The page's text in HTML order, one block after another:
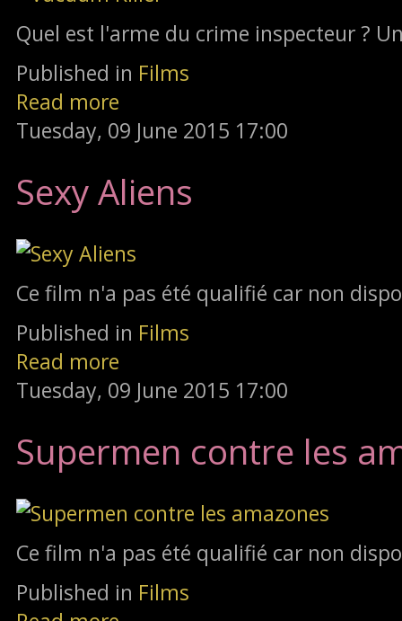
Quel est l'arme du crime inspecteur ?
Published in Films
Read more
Tuesday, 09 June 2015 17:00
Sexy Aliens
Ce film n'a pas été qualifié car non
Published in Films
Read more
Tuesday, 09 June 2015 17:00
Supermen contre les
Ce film n'a pas été qualifié car non
Published in Films